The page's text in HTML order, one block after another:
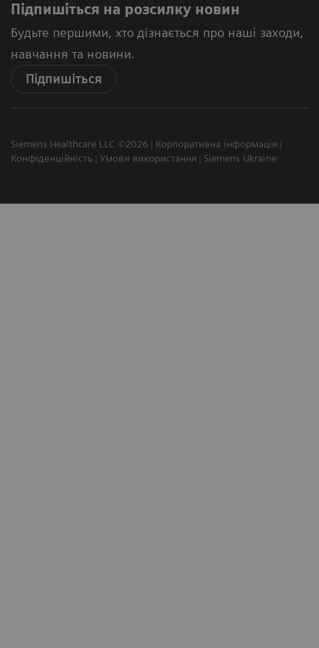
Підпишіться на розсилку новин
Будьте першими, хто дізнається про наші заходи,
навчання та новини.
Підпишіться
Siemens Healthcare LLC ©2026
Корпоративна інформація
Конфіденційність
Умови використання Siemens Ukraine